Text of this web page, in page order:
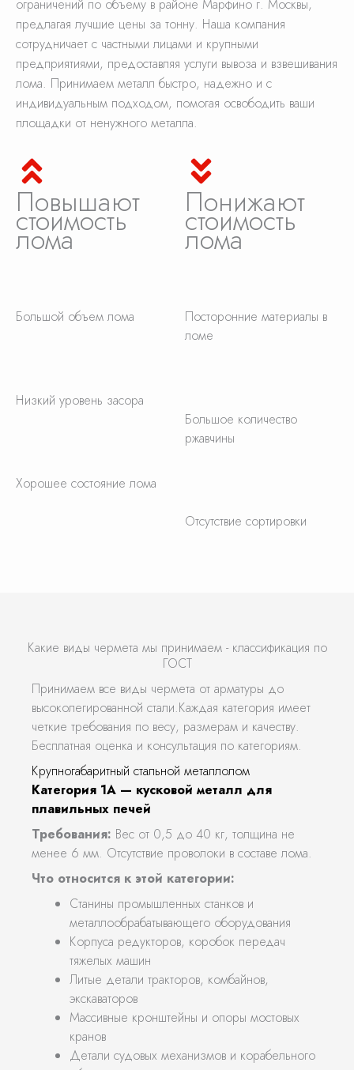
ограничений по объему в районе Марфино г. Москвы,
предлагая лучшие цены за тонну. Наша компания
сотрудничает с частными лицами и крупными
предприятиями, предоставляя услуги вывоза и взвешивания
лома. Принимаем металл быстро, надежно и с
индивидуальным подходом, помогая освободить ваши
площадки от ненужного металла.
Повышают
стоимость
лома
Большой объем лома
Низкий уровень засора
Хорошее состояние лома
Понижают
стоимость
лома
Посторонние материалы в
ломе
Большое количество
ржавчины
Отсутствие сортировки
Какие виды чермета мы принимаем - классификация по
ГОСТ
Принимаем все виды чермета от арматуры до
высоколегированной стали.Каждая категория имеет
четкие требования по весу, размерам и качеству.
Бесплатная оценка и консультация по категориям.
Крупногабаритный стальной металлолом
Категория 1А — кусковой металл для
плавильных печей
Требования: Вес от 0,5 до 40 кг, толщина не
менее 6 мм. Отсутствие проволоки в составе лома.
Что относится к этой категории:
Станины промышленных станков и
металлообрабатывающего оборудования
Корпуса редукторов, коробок передач
тяжелых машин
Литые детали тракторов, комбайнов,
экскаваторов
Массивные кронштейны и опоры мостовых
кранов
Детали судовых механизмов и корабельного